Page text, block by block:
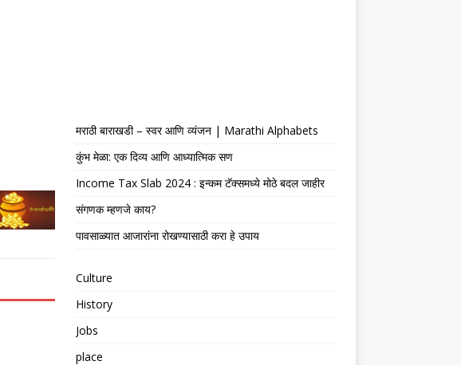
मराठी बाराखडी – स्वर आणि व्यंजन | Marathi Alphabets
कुंभ मेळा: एक दिव्य आणि आध्यात्मिक सण
Income Tax Slab 2024 : इन्कम टॅक्समध्ये मोठे बदल जाहीर
संगणक म्हणजे काय?
पावसाळ्यात आजारांना रोखण्यासाठी करा हे उपाय
Culture
History
Jobs
place